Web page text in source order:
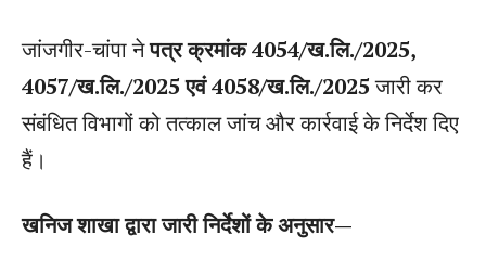
जांजगीर-चांपा नेपत्र क्रमांक 4054/ख.लि./2025,
4057/ख.लि./2025 एवं 4058/ख.लि./2025जारी कर
संबंधित विभागों को तत्काल जांच और कार्रवाई के निर्देश दिए
हैं।
खनिज शाखा द्वारा जारी निर्देशों के अनुसार—